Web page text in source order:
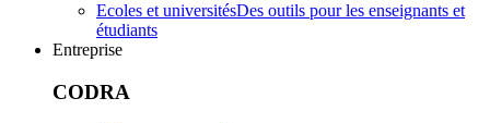
Ecoles et universitésDes outils pour les enseignants et
étudiants
Entreprise
CODRA